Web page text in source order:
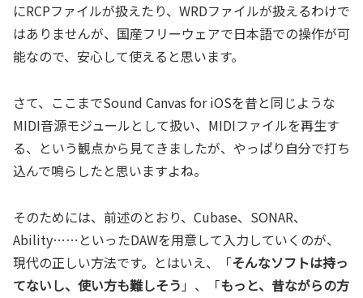
にRCPファイルが扱えたり、WRDファイルが扱えるわけで
はありませんが、国産フリーウェアで日本語での操作が可
能なので、安心して使えると思います。
さて、ここまでSound Canvas for iOSを昔と同じような
MIDI音源モジュールとして扱い、MIDIファイルを再生す
る、という観点から見てきましたが、やっぱり自分で打ち
込んで鳴らしたと思いますよね。
そのためには、前述のとおり、Cubase、SONAR、
Ability……といったDAWを用意して入力していくのが、
現代の正しい方法です。とはいえ、「そんなソフトは持っ
てないし、使い方も難しそう 」、「もっと、昔ながらの方